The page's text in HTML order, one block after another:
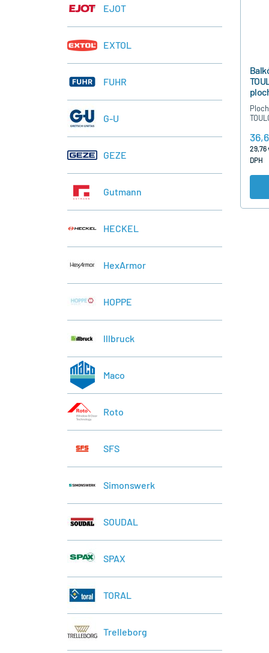
-
s
29,76
DPH
EJOT
EXTOL
FUHR
G-U
GEZE
Gutmann
HECKEL
HexArmor
HOPPE
lllbruck
Maco
Roto
SFS
Simonswerk
SOUDAL
SPAX
TORAL
Trelleborg